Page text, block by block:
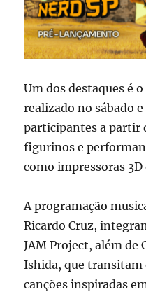
Um dos destaques é
realizado no sábado
participantes a partir
figurinos e
como impressoras
A programação
Ricardo Cruz,
JAM Project, além de
Ishida, que transitam
canções inspiradas